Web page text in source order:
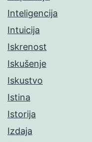
Inteligencija
Intuicija
Iskrenost
Iskušenje
Iskustvo
Istina
Istorija
Izdaja